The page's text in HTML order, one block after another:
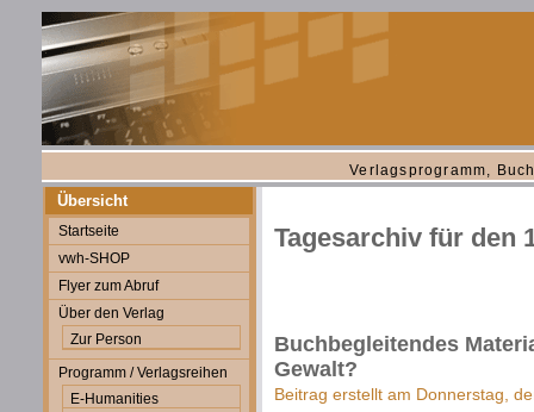
Verlagsprogramm,
Übersicht
Startseite
vwh-SHOP
Flyer zum Abruf
Über den Verlag
Zur Person
Programm / Verlagsreihen
E-Humanities
Tagesarchiv für den
Buchbegleitendes
Gewalt?
Beitrag erstellt am Donnerstag,